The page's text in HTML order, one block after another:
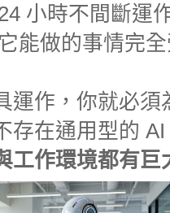
小時不間斷運
能做的事情完
運作，你就必
存在通用型的
工作環境都有巨